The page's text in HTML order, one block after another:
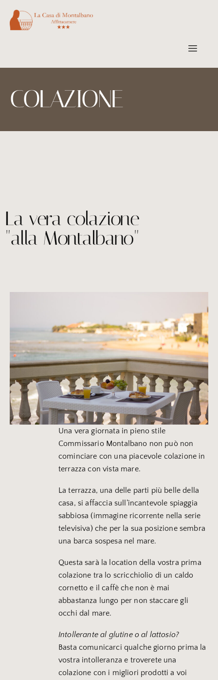
COLAZIONE
La vera colazione
"alla Montalbano"
Una vera giornata in pieno stile
Commissario Montalbano non può non
cominciare con una piacevole colazione in
terrazza con vista mare.
La terrazza, una delle parti più belle della
casa, si affaccia sull’incantevole spiaggia
sabbiosa (immagine ricorrente nella serie
televisiva) che per la sua posizione sembra
una barca sospesa nel mare.
Questa sarà la location della vostra prima
colazione tra lo scricchiolio di un caldo
cornetto e il caffè che non è mai
abbastanza lungo per non staccare gli
occhi dal mare.
Intollerante al glutine o al lattosio?
Basta comunicarci qualche giorno prima la
vostra intolleranza e troverete una
colazione con i migliori prodotti a voi